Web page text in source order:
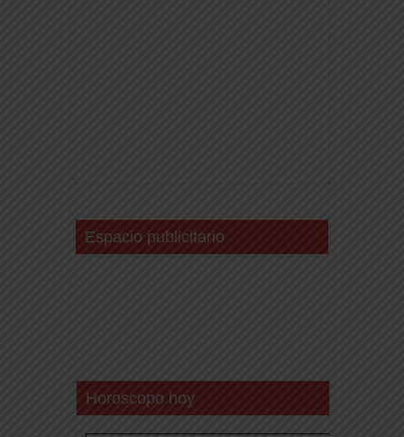
Espacio publicitario
Horoscopo hoy